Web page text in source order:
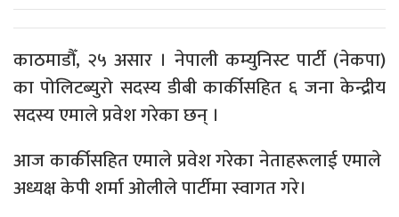
काठमाडौँ, २५ असार । नेपाली कम्युनिस्ट पार्टी (नेकपा)
का पोलिटब्युरो सदस्य डीबी कार्कीसहित ६ जना केन्द्रीय
सदस्य एमाले प्रवेश गरेका छन् ।
आज कार्कीसहित एमाले प्रवेश गरेका नेताहरूलाई एमाले
अध्यक्ष केपी शर्मा ओलीले पार्टीमा स्वागत गरे।